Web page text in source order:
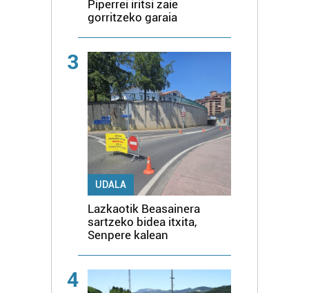
Piperrei iritsi zaie
gorritzeko garaia
3
UDALA
Lazkaotik Beasainera
sartzeko bidea itxita,
Senpere kalean
4